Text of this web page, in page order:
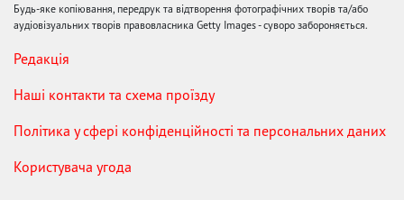
Будь-яке копіювання, передрук та відтворення фотографічних творів та/або
аудіовізуальних творів правовласника Getty Images - суворо забороняється.
Редакція
Наші контакти та схема проїзду
Політика у сфері конфіденційності та персональних даних
Користувача угода